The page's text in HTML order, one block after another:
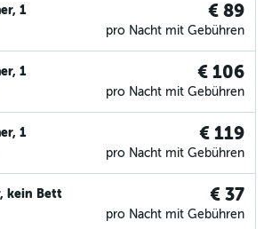
1
€ 89
pro Nacht mit Gebühren
1
€ 106
pro Nacht mit Gebühren
1
€ 119
pro Nacht mit Gebühren
kein Bett
€ 37
pro Nacht mit Gebühren